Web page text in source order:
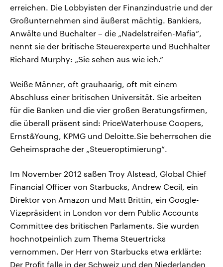
erreichen. Die Lobbyisten der Finanzindustrie und der
Großunternehmen sind äußerst mächtig. Bankiers,
Anwälte und Buchalter – die „Nadelstreifen-Mafia“,
nennt sie der britische Steuerexperte und Buchhalter
Richard Murphy: „Sie sehen aus wie ich.“
Weiße Männer, oft grauhaarig, oft mit einem
Abschluss einer britischen Universität. Sie arbeiten
für die Banken und die vier großen Beratungsfirmen,
die überall präsent sind: PriceWaterhouse Coopers,
Ernst&Young, KPMG und Deloitte.Sie beherrschen die
Geheimsprache der „Steueroptimierung“.
Im November 2012 saßen Troy Alstead, Global Chief
Financial Officer von Starbucks, Andrew Cecil, ein
Direktor von Amazon und Matt Brittin, ein Google-
Vizepräsident in London vor dem Public Accounts
Committee des britischen Parlaments. Sie wurden
hochnotpeinlich zum Thema Steuertricks
vernommen. Der Herr von Starbucks etwa erklärte:
Der Profit falle in der Schweiz und den Niederlanden